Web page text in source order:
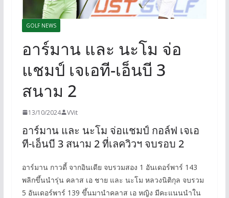
GOLF NEWS
อาร์มาน และ นะโม จ่อ
แชมป์ เจเอที-เอ็นบี 3
สนาม 2
13/10/2024 VVit
อาร์มาน และ นะโม จ่อแชมป์ กอล์ฟ เจเอ
ที-เอ็นบี 3 สนาม 2 ที่เลควิวฯ จบรอบ 2
อาร์มาน กาวดี้ จากอินเดีย จบรวมสอง 1 อันเดอร์พาร์ 143
พลิกขึ้นนำรุ่น คลาส เอ ชาย และ นะโม หลวงนิติกุล จบรวม
5 อันเดอร์พาร์ 139 ขึ้นมานำคลาส เอ หญิง มีคะแนนนำใน